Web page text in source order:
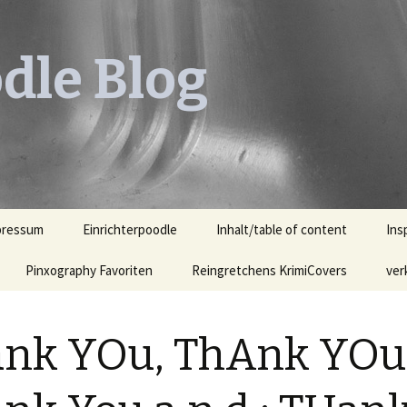
Blog
Einrichterpoodle Inhalt/table of content
Pinxography Favoriten Reingretchens KrimiCovers
YOu, ThAnk